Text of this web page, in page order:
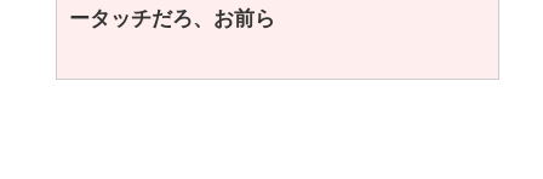
ータッチだろ、お前ら